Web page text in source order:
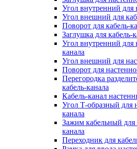
Угол внутренний для
Угол внешний для
Поворот для кабель-
Заглушка для кабель-
Угол внутренний для
канала
Угол внешний для
Поворот для
Перегородка
кабель-канала
Кабель-канал
Угол Т-образный для
канала
Зажим кабельный для
канала
Переходник для